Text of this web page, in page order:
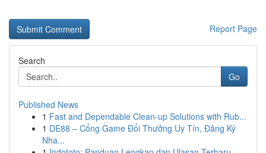
Report Page
Search
Go
Published News
1 Fast and Dependable Clean-up Solutions with Rub...
1 DE88 – Cổng Game Đổi Thưởng Uy Tín, Đăng Ký
Nha...